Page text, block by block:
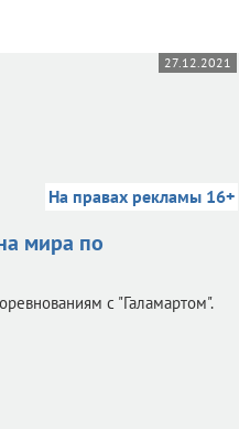
27.12.2021
На правах рекламы 16+
мира по
с "Галамартом".